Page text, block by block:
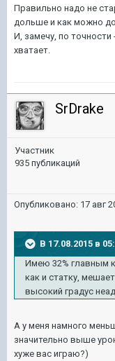
Правильно надо не
дольше и как можно
И, замечу, по точности
хватает.
SrDrake
Участник
935 публикаций
Опубликовано: 17 авг
В 17.08.2015 в
Имею 32% главным
как и статку,
высокий градус
А у меня намного
значительно выше
хуже вас играю?)